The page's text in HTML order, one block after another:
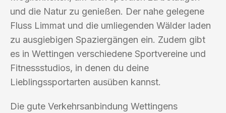
und die Natur zu genießen. Der nahe gelegene
Fluss Limmat und die umliegenden Wälder laden
zu ausgiebigen Spaziergängen ein. Zudem gibt
es in Wettingen verschiedene Sportvereine und
Fitnessstudios, in denen du deine
Lieblingssportarten ausüben kannst.
Die gute Verkehrsanbindung Wettingens